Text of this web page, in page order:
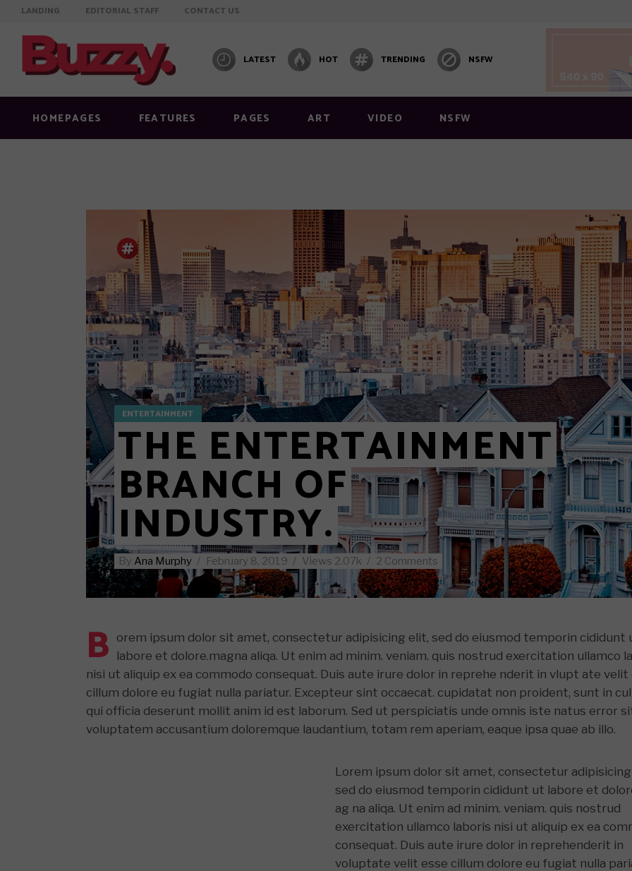
LANDING EDITORIAL STAFF CONTACT US
LATEST HOT TRENDING NSFW
HOMEPAGES FEATURES
Info on featured image
Image below title
Image full width
Standard right sidebar
Standard no sidebar
Gallery
Quote
Link
Audio
Video
Layout 1
Layout 2
Layout 3
Layout 4
Layout 5
Layout 6
Masonry Layout
Video Layout 1
Video Block 1
Post Carousel
Post Carousel 2
Post Carousel 3
PAGES ART VIDEO NSFW
Info on featured image
Image below title
Image full width
Audio
Video
Layout 1
Layout 2
Layout 3
Masonry Layout
Video Layout 1
Post Carousel
ENTERTAINMENT
THE ENTERTAINMENT
BRANCH OF
INDUSTRY.
By Ana Murphy February 8, 2019 Views 2.07k 2 Comments
B orem ipsum dolor sit amet, consectetur adipisicing elit, sed do eiusmod temporin cididunt
labore et dolore.magna aliqa. Ut enim ad minim. veniam. quis nostrud exercitation ullamco
nisi ut aliquip ex ea commodo consequat. Duis aute irure dolor in reprehe nderit in vlupt ate velit
cillum dolore eu fugiat nulla pariatur. Excepteur sint occaecat. cupidatat non proident, sunt in
qui officia deserunt mollit anim id est laborum. Sed ut perspiciatis unde omnis iste natus error
voluptatem accusantium doloremque laudantium, totam rem aperiam, eaque ipsa quae ab illo.
Lorem ipsum dolor sit amet, consectetur
sed do eiusmod temporin cididunt ut labore et
ag na aliqa. Ut enim ad minim. veniam. quis nostrud
exercitation ullamco laboris nisi ut aliquip ex ea
consequat. Duis aute irure dolor in reprehenderit in
voluptate velit esse cillum dolore eu fugiat nulla